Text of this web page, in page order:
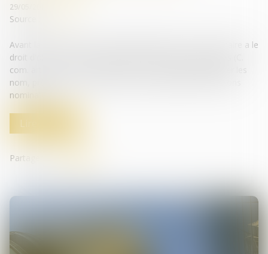
29/05/2019
Source :
Avant la réunion d'une assemblée générale, tout actionnaire a le
droit d'obtenir communication de la liste des actionnaires (C.
com. art. L 225-116 et R 225-90, al. 1) qui doit mentionner les
nom, prénom usuel et domicile de chaque titulaire d'actions
nominatives...
Lire la suite
Partager sur